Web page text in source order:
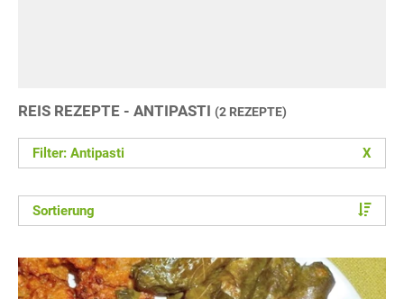
REIS REZEPTE - ANTIPASTI (2 REZEPTE)
Filter: Antipasti X
Sortierung